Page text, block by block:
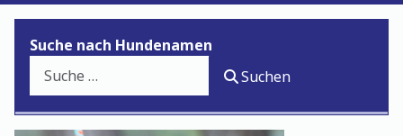
Suche nach Hundenamen
Suchen